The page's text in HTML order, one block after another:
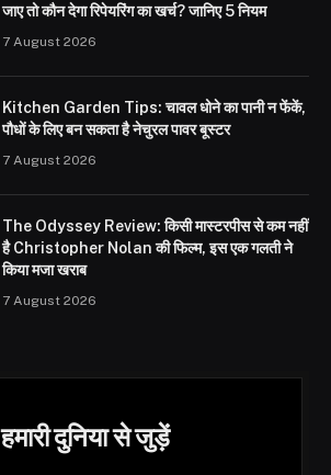
जाए तो कौन देगा रिपेयरिंग का खर्च? जानिए 5 नियम
7 August 2026
Kitchen Garden Tips: चावल धोने का पानी न फेंकें,
पौधों के लिए बन सकता है नेचुरल पावर बूस्टर
7 August 2026
The Odyssey Review: किसी मास्टरपीस से कम नहीं
है Christopher Nolan की फिल्म, इस एक गलती ने
किया मजा खराब
7 August 2026
हमारी दुनिया से जुड़ें